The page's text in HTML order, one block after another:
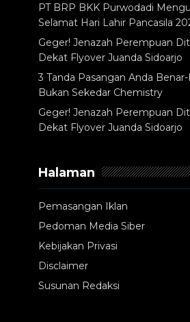
PT BRP BKK Purwodadi
Selamat Hari Lahir Pancasila
Geger! Jenazah Perempuan
Dekat Flyover Juanda Sidoarjo
3 Tanda Pasangan Anda
Bukan Sekedar Chemistry
Geger! Jenazah Perempuan
Dekat Flyover Juanda Sidoarjo
Halaman
Pemasangan Iklan
Pedoman Media Siber
Kebijakan Privasi
Disclaimer
Susunan Redaksi